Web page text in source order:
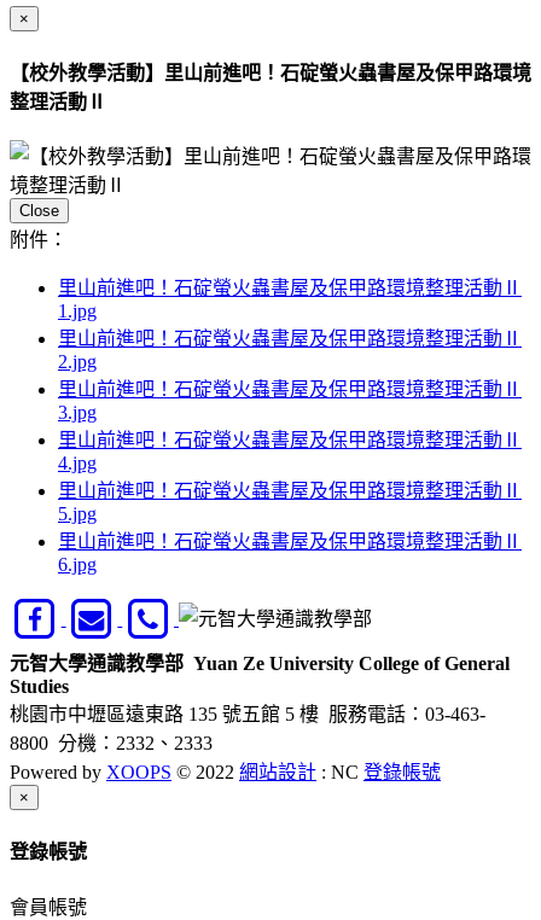
×
【校外教學活動】里山前進吧！石碇螢火蟲書屋及保甲路環境
整理活動Ⅱ
Close
附件：
里山前進吧！石碇螢火蟲書屋及保甲路環境整理活動Ⅱ
1.jpg
里山前進吧！石碇螢火蟲書屋及保甲路環境整理活動Ⅱ
2.jpg
里山前進吧！石碇螢火蟲書屋及保甲路環境整理活動Ⅱ
3.jpg
里山前進吧！石碇螢火蟲書屋及保甲路環境整理活動Ⅱ
4.jpg
里山前進吧！石碇螢火蟲書屋及保甲路環境整理活動Ⅱ
5.jpg
里山前進吧！石碇螢火蟲書屋及保甲路環境整理活動Ⅱ
6.jpg
元智大學通識教學部 Yuan Ze University College of General
Studies
桃園市中壢區遠東路 135 號五館 5 樓 服務電話：03-463-
8800 分機：2332、2333
Powered by XOOPS © 2022 網站設計 : NC 登錄帳號
×
登錄帳號
會員帳號